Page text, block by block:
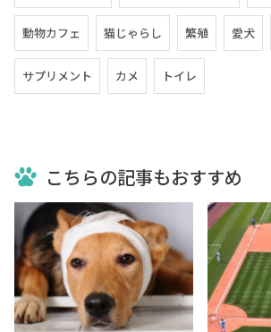
動物カフェ 猫じゃらし 繁殖 愛犬
サプリメント カメ トイレ
こちらの記事もおすすめ